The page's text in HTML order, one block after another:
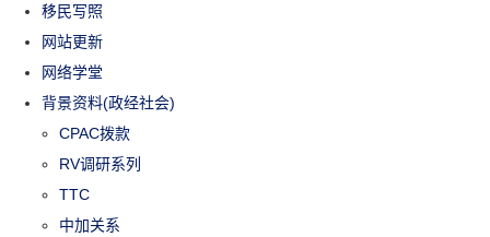
移民写照
网站更新
网络学堂
背景资料(政经社会)
CPAC拨款
RV调研系列
TTC
中加关系